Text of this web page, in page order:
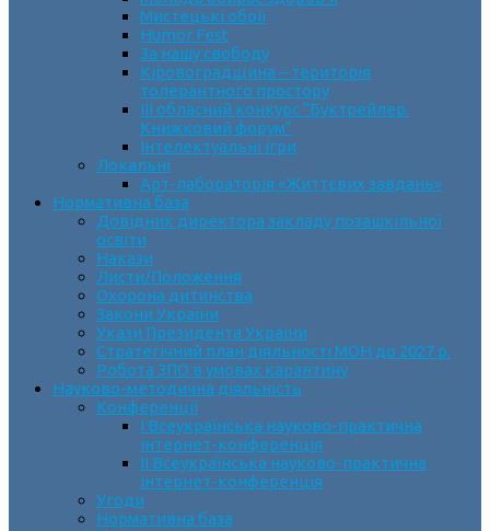
Мистецькі обрії
Humor Fest
За нашу свободу
Кіровоградщина – територія
толерантного простору
ІII обласний конкурс “Буктрейлер.
Книжковий форум”
Інтелектуальні ігри
Локальні
Арт-лабораторія «Життєвих завдань»
Нормативна база
Довідник директора закладу позашкільної
освіти
Накази
Листи/Положення
Охорона дитинства
Закони України
Укази Президента України
Стратегічний план діяльності МОН до 2027 р.
Робота ЗПО в умовах карантину
Науково-методична діяльність
Конференції
І Всеукраїнська науково-практична
інтернет-конференція
ІІ Всеукраїнська науково-практична
інтернет-конференція
Угоди
Нормативна база